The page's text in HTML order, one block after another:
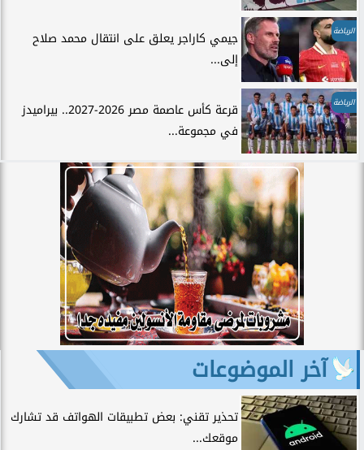
الرياضة
جيمي كاراجر يعلق على انتقال محمد صلاح
إلى...
الرياضة
قرعة كأس عاصمة مصر 2026-2027.. بيراميدز
في مجموعة...
آخر الموضوعات
تحذير تقني: بعض تطبيقات الهواتف قد تشارك
موقعك...